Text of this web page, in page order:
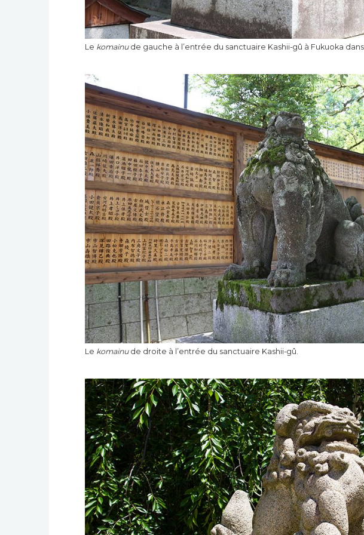
Le komainude gauche à l’entrée du sanctuaire Kashii-gû à Fukuoka
Le komainude droite à l’entrée du sanctuaire Kashii-gû.